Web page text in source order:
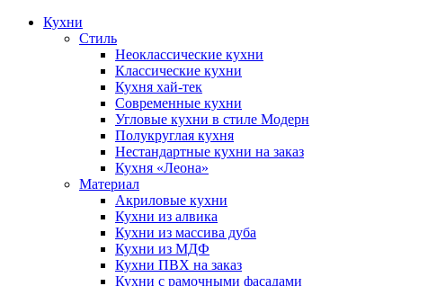
Кухни
Стиль
Неоклассические кухни
Классические кухни
Кухня хай-тек
Современные кухни
Угловые кухни в стиле Модерн
Полукруглая кухня
Нестандартные кухни на заказ
Кухня «Леона»
Материал
Акриловые кухни
Кухни из алвика
Кухни из массива дуба
Кухни из МДФ
Кухни ПВХ на заказ
Кухни с рамочными фасадами